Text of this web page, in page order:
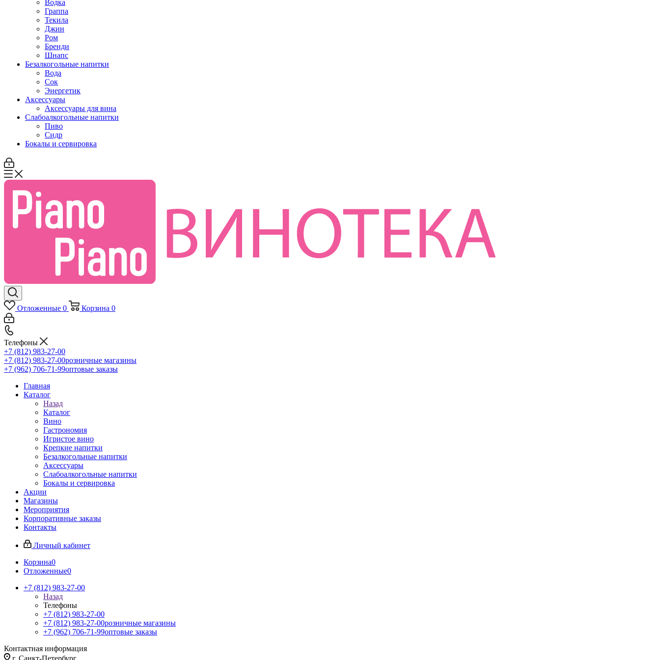
Водка
Граппа
Текила
Джин
Ром
Бренди
Шнапс
Безалкогольные напитки
Вода
Сок
Энергетик
Аксессуары
Аксессуары для вина
Слабоалкогольные напитки
Пиво
Сидр
Бокалы и сервировка
Отложенные 0 Корзина 0
Телефоны
+7 (812) 983-27-00
+7 (812) 983-27-00розничные магазины
+7 (962) 706-71-99оптовые заказы
Главная
Каталог
Назад
Каталог
Вино
Гастрономия
Игристое вино
Крепкие напитки
Безалкогольные напитки
Аксессуары
Слабоалкогольные напитки
Бокалы и сервировка
Акции
Магазины
Мероприятия
Корпоративные заказы
Контакты
Личный кабинет
Корзина0
Отложенные0
+7 (812) 983-27-00
Назад
Телефоны
+7 (812) 983-27-00
+7 (812) 983-27-00розничные магазины
+7 (962) 706-71-99оптовые заказы
Контактная информация
г. Санкт-Петербург